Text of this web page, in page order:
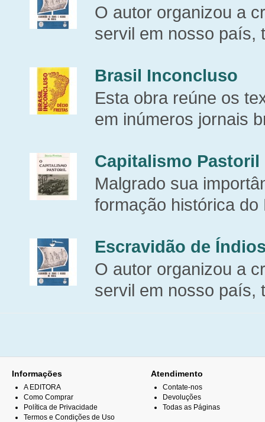
O autor organizou a
servil em nosso país,
Brasil Inconcluso
Esta obra reúne os
em inúmeros jornais
Capitalismo Pastoril
Malgrado sua
formação histórica
Escravidão de
O autor organizou a
servil em nosso país,
Informações
A EDITORA
Como Comprar
Política de Privacidade
Termos e Condições de Uso
Atendimento
Contate-nos
Devoluções
Todas as Páginas